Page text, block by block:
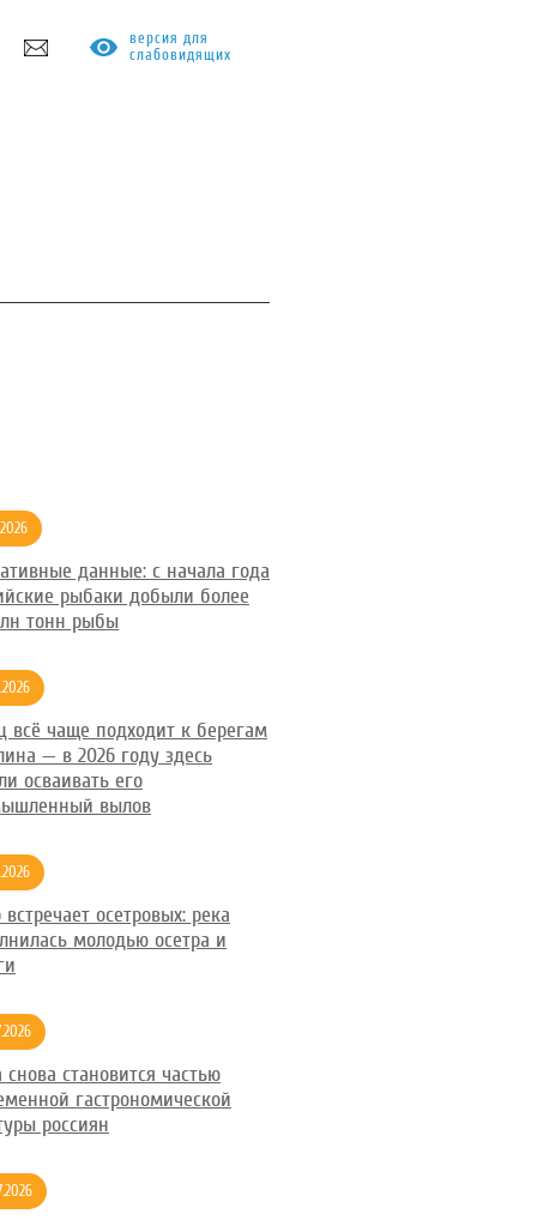
версия для
слабовидящих
данные: с начала года
рыбаки добыли более
тонн рыбы
всё чаще подходит к берегам
— в 2026 году здесь
осваивать его
вылов
осетровых: река
молодью осетра и
становится частью
гастрономической
россиян